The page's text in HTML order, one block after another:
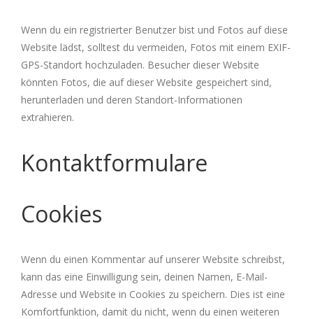
Wenn du ein registrierter Benutzer bist und Fotos auf diese
Website lädst, solltest du vermeiden, Fotos mit einem EXIF-
GPS-Standort hochzuladen. Besucher dieser Website
könnten Fotos, die auf dieser Website gespeichert sind,
herunterladen und deren Standort-Informationen
extrahieren.
Kontaktformulare
Cookies
Wenn du einen Kommentar auf unserer Website schreibst,
kann das eine Einwilligung sein, deinen Namen, E-Mail-
Adresse und Website in Cookies zu speichern. Dies ist eine
Komfortfunktion, damit du nicht, wenn du einen weiteren